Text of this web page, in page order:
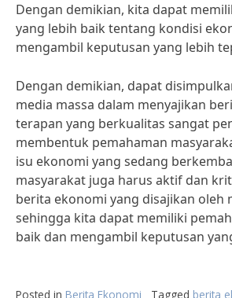
Dengan demikian, kita dapat
yang lebih baik tentang kondisi
mengambil keputusan yang lebih
Dengan demikian, dapat
media massa dalam menyajikan
terapan yang berkualitas sangat
membentuk pemahaman
isu ekonomi yang sedang
masyarakat juga harus aktif dan
berita ekonomi yang disajikan oleh
sehingga kita dapat memiliki
baik dan mengambil keputusan
Posted in Berita Ekonomi Tagged berita